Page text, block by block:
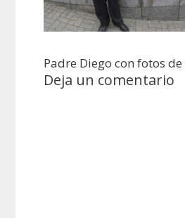
Padre Diego con fotos
Deja un comentario